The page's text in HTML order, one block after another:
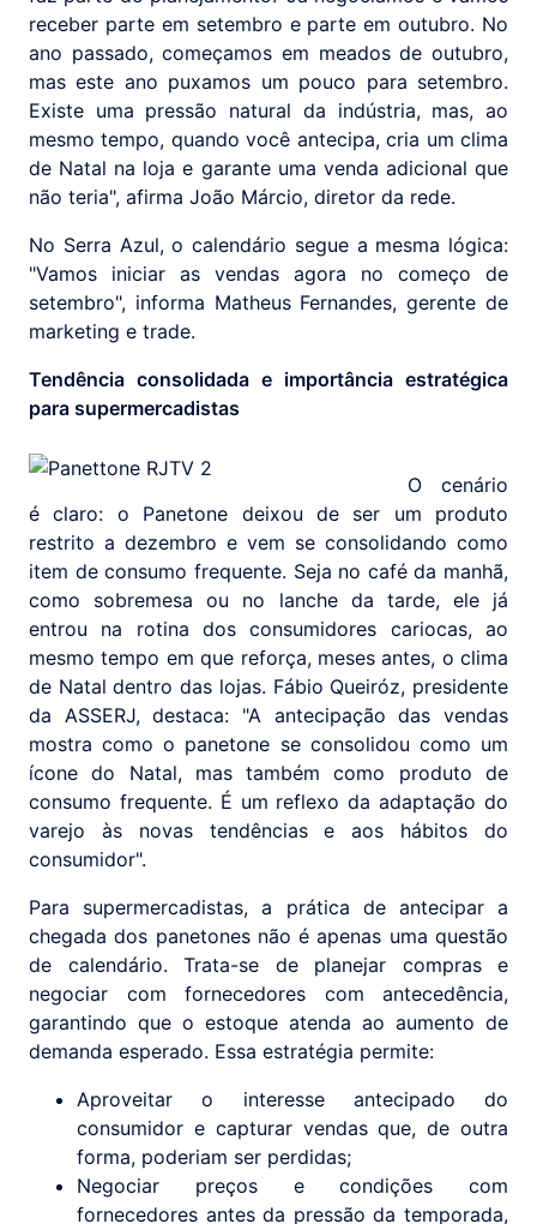
receber parte em setembro e parte em outubro. No
ano passado, começamos em meados de outubro,
mas este ano puxamos um pouco para setembro.
Existe uma pressão natural da indústria, mas, ao
mesmo tempo, quando você antecipa, cria um clima
de Natal na loja e garante uma venda adicional que
não teria", afirma João Márcio, diretor da rede.
No Serra Azul, o calendário segue a mesma lógica:
"Vamos iniciar as vendas agora no começo de
setembro", informa Matheus Fernandes, gerente de
marketing e trade.
Tendência consolidada e importância estratégica
para supermercadistas
O cenário
é claro: o Panetone deixou de ser um produto
restrito a dezembro e vem se consolidando como
item de consumo frequente. Seja no café da manhã,
como sobremesa ou no lanche da tarde, ele já
entrou na rotina dos consumidores cariocas, ao
mesmo tempo em que reforça, meses antes, o clima
de Natal dentro das lojas. Fábio Queiróz, presidente
da ASSERJ, destaca: "A antecipação das vendas
mostra como o panetone se consolidou como um
ícone do Natal, mas também como produto de
consumo frequente. É um reflexo da adaptação do
varejo às novas tendências e aos hábitos do
consumidor".
Para supermercadistas, a prática de antecipar a
chegada dos panetones não é apenas uma questão
de calendário. Trata-se de planejar compras e
negociar com fornecedores com antecedência,
garantindo que o estoque atenda ao aumento de
demanda esperado. Essa estratégia permite:
Aproveitar o interesse antecipado do
consumidor e capturar vendas que, de outra
forma, poderiam ser perdidas;
Negociar preços e condições com
fornecedores antes da pressão da temporada,